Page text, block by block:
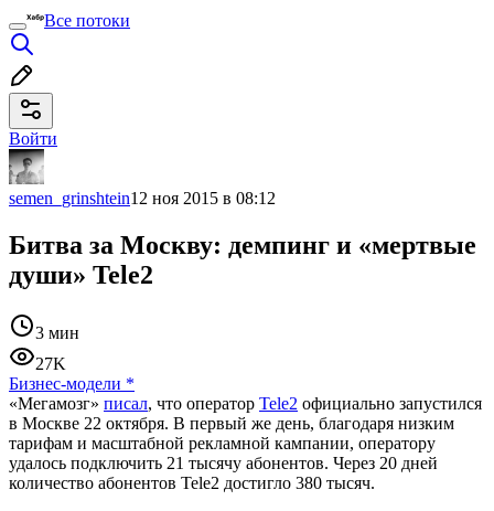
Все потоки
Войти
semen_grinshtein12 ноя 2015 в 08:12
Битва за Москву: демпинг и «мертвые
души» Tele2
3 мин
27K
Бизнес-модели *
«Мегамозг» писал, что оператор Tele2 официально запустился
в Москве 22 октября. В первый же день, благодаря низким
тарифам и масштабной рекламной кампании, оператору
удалось подключить 21 тысячу абонентов. Через 20 дней
количество абонентов Tele2 достигло 380 тысяч.